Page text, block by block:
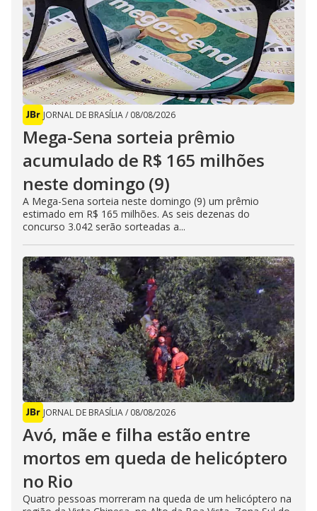
JORNAL DE BRASÍLIA/ 08/08/2026
Mega-Sena sorteia prêmio
acumulado de R$ 165 milhões
neste domingo (9)
A Mega-Sena sorteia neste domingo (9) um prêmio
estimado em R$ 165 milhões. As seis dezenas do
concurso 3.042 serão sorteadas a...
JORNAL DE BRASÍLIA/ 08/08/2026
Avó, mãe e filha estão entre
mortos em queda de helicóptero
no Rio
Quatro pessoas morreram na queda de um helicóptero na